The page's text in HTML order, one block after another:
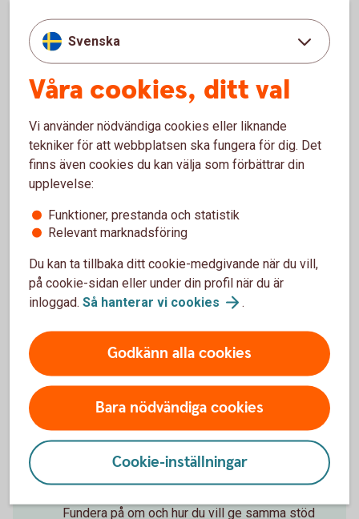
kreditupplysning så länge du står kvar på lånet.
– Om tanken är att ditt barn ska ta över lånet själv framöver
regelbundet sparande, en stabil inkomst eller att steg för
Vad ska du tänka på innan du
hjälper till?
Välj rätt för dig
Fundera på vilket alternativ passar din ekonomi
bäst och hur det påverkar din framtid, till
exempel pension och sparande.
Var tydlig med ansvar och
förväntningar
Ha en öppen dialog med ditt barn om vem som
tar vilket ansvar. En gemensam plan gör det
enklare att undvika missförstånd längre fram.
Har du fler barn?
Fundera på om och hur du vill ge samma stöd
Svenska
Våra cookies, ditt val
Vi använder nödvändiga cookies eller liknande
tekniker för att webbplatsen ska fungera för dig. Det
finns även cookies du kan välja som förbättrar din
upplevelse:
Funktioner, prestanda och statistik
Relevant marknadsföring
Du kan ta tillbaka ditt cookie-medgivande när du vill,
på cookie-sidan eller under din profil när du är
inloggad. Så hanterar vi cookies .
Godkänn alla cookies
Bara nödvändiga cookies
Cookie-inställningar